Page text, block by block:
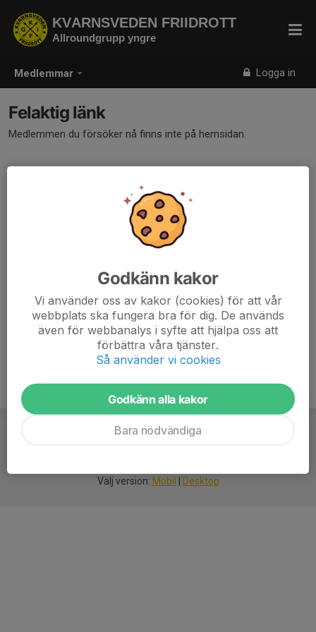
Medlemmar Logga in
KVARNSVEDEN FRIIDROTT
Allroundgrupp yngre
Felaktig länk
Medlemmen du försöker nå finns inte på hemsidan.
Välj version: Mobil Desktop
Godkänn kakor
Vi använder oss av kakor (cookies) för att vår
webbplats ska fungera bra för dig. De används
även för webbanalys i syfte att hjälpa oss att
förbättra våra tjänster.
Så använder vi cookies
Godkänn alla kakor
Bara nödvändiga